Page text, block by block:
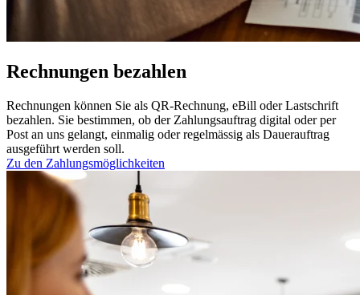
Rechnungen bezahlen
Rechnungen können Sie als QR-Rechnung, eBill oder Lastschrift
bezahlen. Sie bestimmen, ob der Zahlungsauftrag digital oder per
Post an uns gelangt, einmalig oder regelmässig als Dauerauftrag
ausgeführt werden soll.
Zu den Zahlungsmöglichkeiten